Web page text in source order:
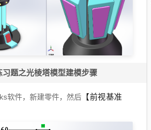
题之光棱塔模型建模步骤
软件，新建零件，然后 【前视基准